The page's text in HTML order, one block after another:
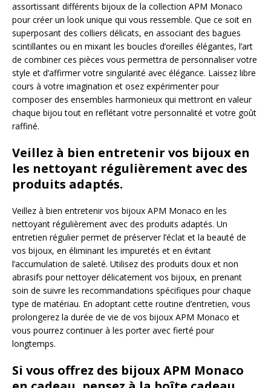
assortissant différents bijoux de la collection APM Monaco
pour créer un look unique qui vous ressemble. Que ce soit en
superposant des colliers délicats, en associant des bagues
scintillantes ou en mixant les boucles d’oreilles élégantes, l’art
de combiner ces pièces vous permettra de personnaliser votre
style et d’affirmer votre singularité avec élégance. Laissez libre
cours à votre imagination et osez expérimenter pour
composer des ensembles harmonieux qui mettront en valeur
chaque bijou tout en reflétant votre personnalité et votre goût
raffiné.
Veillez à bien entretenir vos bijoux en
les nettoyant régulièrement avec des
produits adaptés.
Veillez à bien entretenir vos bijoux APM Monaco en les
nettoyant régulièrement avec des produits adaptés. Un
entretien régulier permet de préserver l’éclat et la beauté de
vos bijoux, en éliminant les impuretés et en évitant
l’accumulation de saleté. Utilisez des produits doux et non
abrasifs pour nettoyer délicatement vos bijoux, en prenant
soin de suivre les recommandations spécifiques pour chaque
type de matériau. En adoptant cette routine d’entretien, vous
prolongerez la durée de vie de vos bijoux APM Monaco et
vous pourrez continuer à les porter avec fierté pour
longtemps.
Si vous offrez des bijoux APM Monaco